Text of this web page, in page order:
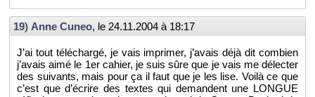
19) Anne Cuneo, le 24.11.2004 à 18:17
J’ai tout té­lé­chargé, je vais im­pri­mer, j’avais déjà dit com­bien
j’avais aimé le 1er ca­hier, je suis sûre que je vais me dé­lec­ter
des sui­vants, mais pour ça il faut que je les lise. Voilà ce que
c’est que d’écrire des textes qui de­mandent une LONGUE